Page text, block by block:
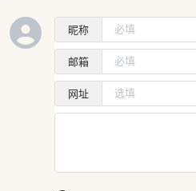
昵称
邮箱
网址